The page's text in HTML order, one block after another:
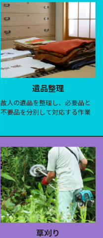
遺品整理
故人の遺品を整理し、必要品と
不要品を分別して対応する作業
草刈り